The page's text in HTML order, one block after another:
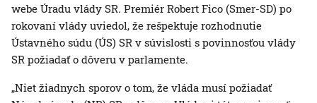
webe Úradu vlády SR. Premiér Robert Fico (Smer-SD) po
rokovaní vlády uviedol, že rešpektuje rozhodnutie
Ústavného súdu (ÚS) SR v súvislosti s povinnosťou vlády
SR požiadať o dôveru v parlamente.
„Niet žiadnych sporov o tom, že vláda musí požiadať